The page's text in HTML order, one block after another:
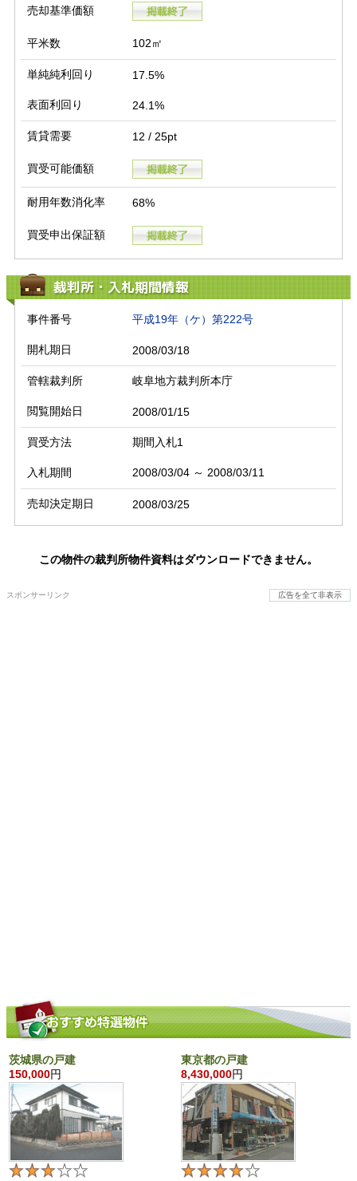
売却基準価額
平米数 102㎡
単純純利回り 17.5%
表面利回り 24.1%
賃貸需要 12 / 25pt
買受可能価額
耐用年数消化率 68%
買受申出保証額
裁判所・入札期間情報
事件番号 平成19年（ケ）第222号
開札期日 2008/03/18
管轄裁判所 岐阜地方裁判所本庁
閲覧開始日 2008/01/15
買受方法 期間入札1
入札期間 2008/03/04 ～ 2008/03/11
売却決定期日 2008/03/25
この物件の裁判所物件資料はダウンロードできません。
スポンサーリンク 広告を全て非表示
茨城県の戸建
150,000円
東京都の戸建
8,430,000円